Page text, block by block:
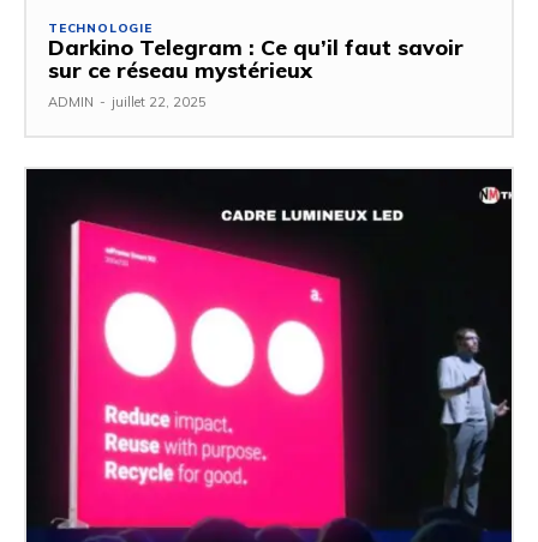
TECHNOLOGIE
Darkino Telegram : Ce qu’il faut savoir
sur ce réseau mystérieux
ADMIN - juillet 22, 2025